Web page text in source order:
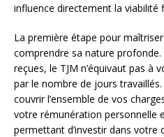
influence directement la viabilité
La première étape pour
comprendre sa nature
reçues, le TJM n’équivaut pas à
par le nombre de jours travaillés.
couvrir l’ensemble de vos
votre rémunération personnelle
permettant d’investir dans votre